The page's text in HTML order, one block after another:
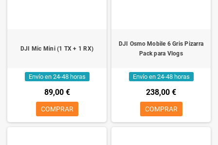
DJI Mic Mini (1 TX + 1 RX)
Envío en 24-48 horas
89,00 €
COMPRAR
DJI Osmo Mobile 6 Gris Pizarra
Pack para Vlogs
Envío en 24-48 horas
238,00 €
COMPRAR